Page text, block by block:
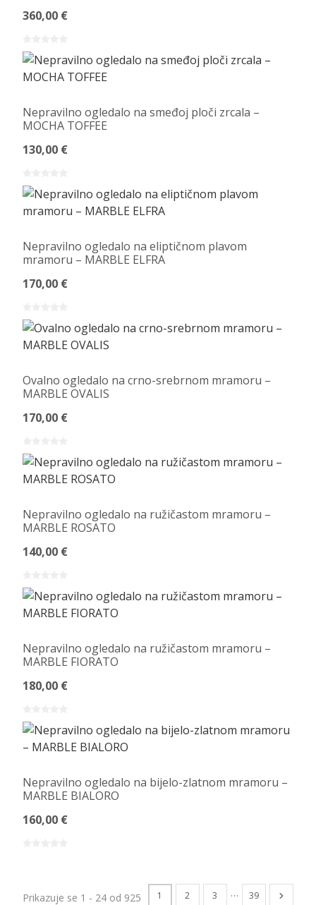
360,00 €
Nepravilno ogledalo na smeđoj ploči zrcala –
MOCHA TOFFEE
130,00 €
Nepravilno ogledalo na eliptičnom plavom
mramoru – MARBLE ELFRA
170,00 €
Ovalno ogledalo na crno-srebrnom mramoru –
MARBLE OVALIS
170,00 €
Nepravilno ogledalo na ružičastom mramoru –
MARBLE ROSATO
140,00 €
Nepravilno ogledalo na ružičastom mramoru –
MARBLE FIORATO
180,00 €
Nepravilno ogledalo na bijelo-zlatnom mramoru –
MARBLE BIALORO
160,00 €
Prikazuje se 1 - 24 od 925 1 2 3 … 39